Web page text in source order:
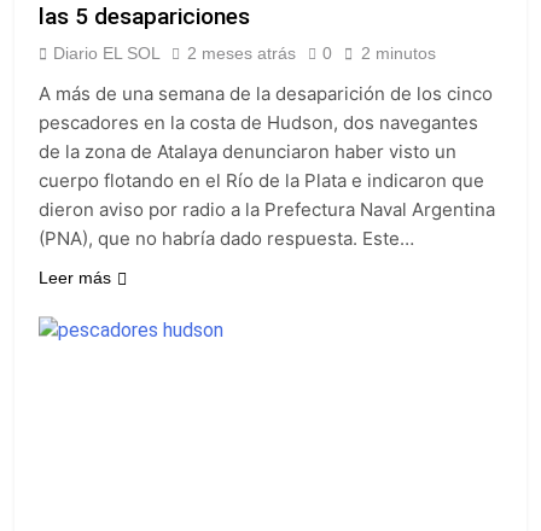
las 5 desapariciones
Diario EL SOL 2 meses atrás 0 2 minutos
A más de una semana de la desaparición de los cinco
pescadores en la costa de Hudson, dos navegantes
de la zona de Atalaya denunciaron haber visto un
cuerpo flotando en el Río de la Plata e indicaron que
dieron aviso por radio a la Prefectura Naval Argentina
(PNA), que no habría dado respuesta. Este…
Leer más